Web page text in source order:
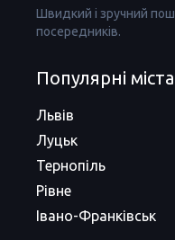
Швидкий і зручний
посередників.
Популярні
Львів
Луцьк
Тернопіль
Рівне
Івано-Франківськ